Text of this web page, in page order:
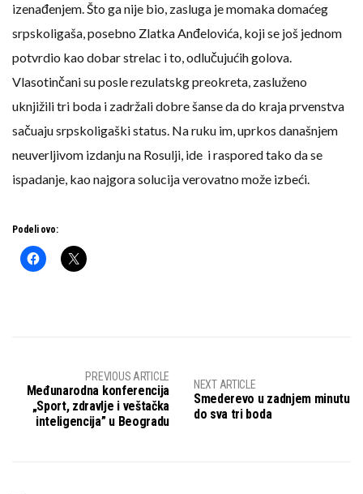
izenađenjem. Što ga nije bio, zasluga je momaka domaćeg
srpskoligaša, posebno Zlatka Anđelovića, koji se još jednom
potvrdio kao dobar strelac i to, odlučujućih golova.
Vlasotinčani su posle rezulatskg preokreta, zasluženo
uknjižili tri boda i zadržali dobre šanse da do kraja prvenstva
sačuaju srpskoligaški status. Na ruku im, uprkos današnjem
neuverljivom izdanju na Rosulji, ide i raspored tako da se
ispadanje, kao najgora solucija verovatno može izbeći.
Podeli ovo:
PREVIOUS ARTICLE
Međunarodna konferencija
„Sport, zdravlje i veštačka
inteligencija” u Beogradu
NEXT ARTICLE
Smederevo u zadnjem minutu
do sva tri boda